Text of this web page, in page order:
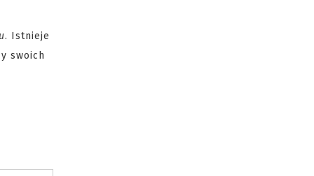
. Istnieje
swoich